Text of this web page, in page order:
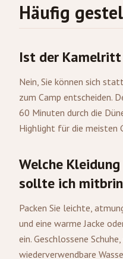
Häufig
Ist der
Nein, Sie können sich
zum Camp entscheiden.
60 Minuten durch die
Highlight für die meisten
Welche
sollte ich
Packen Sie leichte,
und eine warme Jacke
ein. Geschlossene
wiederverwendbare